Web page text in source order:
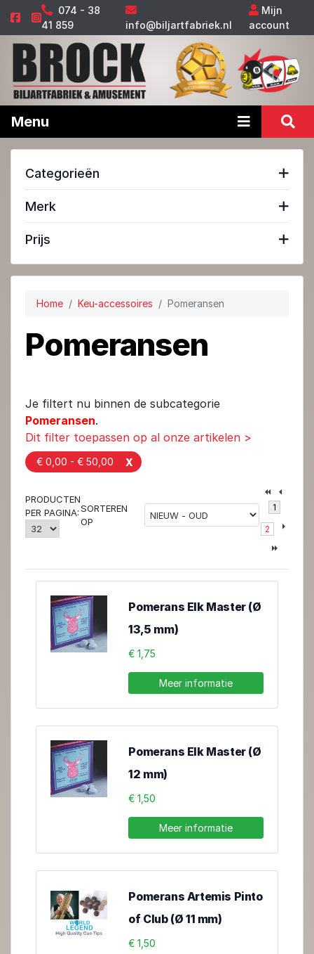
074 - 38
41 859
info@biljartfabriek.nl
Mijn
account
Menu
Categorieën
Merk
Prijs
Home Keu-accessoires Pomeransen
Pomeransen
Je filtert nu binnen de subcategorie
Pomeransen.
Dit filter toepassen op al onze artikelen >
X
€ 0,00 - € 50,00
PRODUCTEN
PER PAGINA:SORTEREN
OP
1
2
Pomerans Elk Master (Ø
13,5 mm)
€ 1,75
Meer informatie
Pomerans Elk Master (Ø
12 mm)
€ 1,50
Meer informatie
Pomerans Artemis Pinto
of Club (Ø 11 mm)
€ 1,50